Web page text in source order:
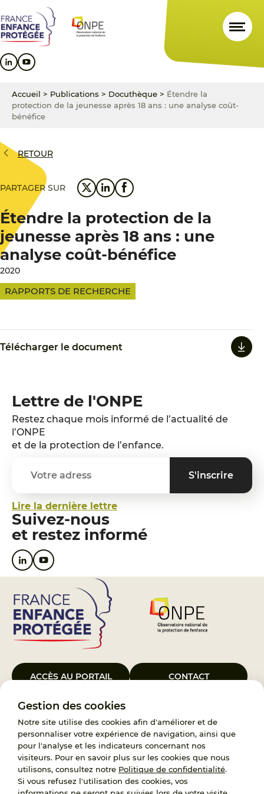
Gestion des cookies
Notre site utilise des cookies afin d'améliorer et de
personnaliser votre expérience de navigation, ainsi que
pour l'analyse et les indicateurs concernant nos
visiteurs. Pour en savoir plus sur les cookies que nous
utilisons, consultez notre Politique de confidentialité.
Si vous refusez l'utilisation des cookies, vos
au
contenu
principal
au
menu
principal
au
pied
de
Accueil > Publications > Docuthèque > Étendre la
protection de la jeunesse après 18 ans : une analyse coût-
bénéfice
RETOUR
PARTAGER SUR
Étendre la protection de la
jeunesse après 18 ans : une
analyse coût-bénéfice
2020
RAPPORTS DE RECHERCHE
Télécharger le document
Lettre de l'ONPE
Restez chaque mois informé de l’actualité de
l’ONPE
et de la protection de l’enfance.
Lire la dernière lettre
Suivez-nous
et restez informé
ACCÈS AU PORTAIL CONTACT
Le Groupement d’Intérêt Public France Enfance Protégée, créé le 5
janvier 2023, a pour objet d’assurer les missions de service public du
119, d’accompagnement des adoptants et de traitement des
demandes d’accès aux origines personnelles. France Enfance
Protégée est également un observatoire et une ressource pour
l’ensemble des professionnels, ainsi qu’un appui à l’élaboration de la
politique publique à travers le soutien à l’activité des conseils
nationaux.